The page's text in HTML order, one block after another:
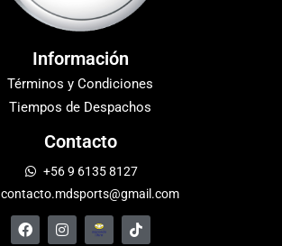
Información
Términos y Condiciones
Tiempos de Despachos
Contacto
+56 9 6135 8127
contacto.mdsports@gmail.com